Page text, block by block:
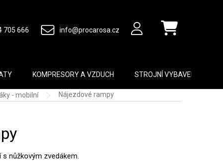
705 666 info@procarosa.cz Nákupní košík
KOMPRESORY A VZDUCH STROJNÍ VYBAVENÍ
- mobilní Nájezdové rampy
nůžkovým zvedákem.